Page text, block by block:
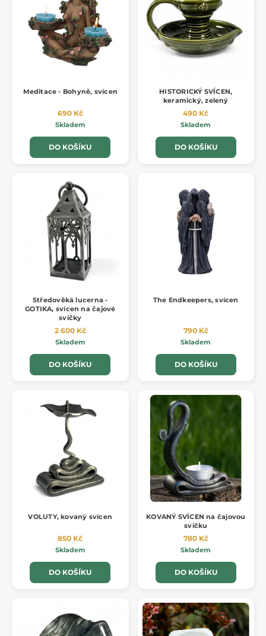
Meditace - Bohyně, svícen
690 Kč
Skladem
DO KOŠÍKU
HISTORICKÝ SVÍCEN,
keramický, zelený
490 Kč
Skladem
DO KOŠÍKU
Středověká lucerna -
GOTIKA, svícen na čajové
svíčky
2 600 Kč
Skladem
DO KOŠÍKU
The Endkeepers, svícen
790 Kč
Skladem
DO KOŠÍKU
VOLUTY, kovaný svícen
850 Kč
Skladem
DO KOŠÍKU
KOVANÝ SVÍCEN na čajovou
svíčku
780 Kč
Skladem
DO KOŠÍKU